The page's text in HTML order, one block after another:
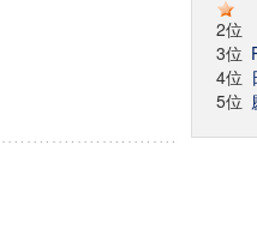
2位
3位
4位
5位